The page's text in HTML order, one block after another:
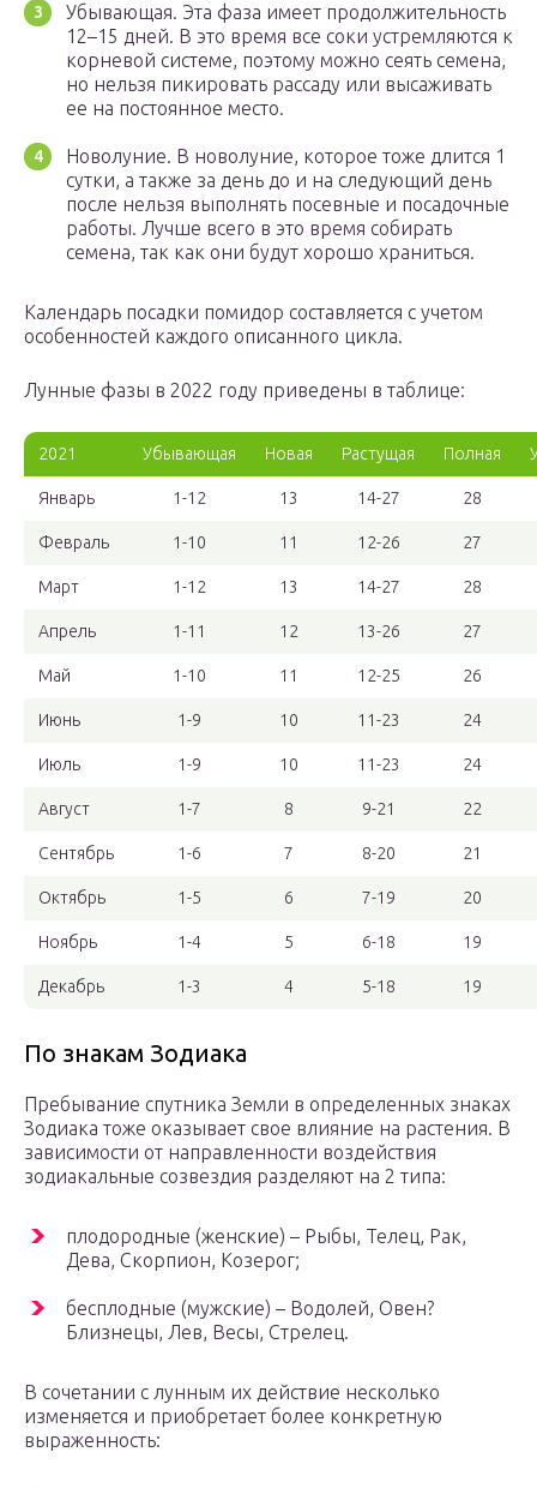
Убывающая. Эта фаза имеет продолжительность
12–15 дней. В это время все соки устремляются к
корневой системе, поэтому можно сеять семена,
но нельзя пикировать рассаду или высаживать
ее на постоянное место.
Новолуние. В новолуние, которое тоже длится 1
сутки, а также за день до и на следующий день
после нельзя выполнять посевные и посадочные
работы. Лучше всего в это время собирать
семена, так как они будут хорошо храниться.
Календарь посадки помидор составляется с учетом
особенностей каждого описанного цикла.
Лунные фазы в 2022 году приведены в таблице:
2021 Убывающая Новая Растущая Полная
Январь 1-12 13 14-27 28
Февраль 1-10 11 12-26 27
Март 1-12 13 14-27 28
Апрель 1-11 12 13-26 27
Май 1-10 11 12-25 26
Июнь 1-9 10 11-23 24
Июль 1-9 10 11-23 24
Август 1-7 8 9-21 22
Сентябрь 1-6 7 8-20 21
Октябрь 1-5 6 7-19 20
Ноябрь 1-4 5 6-18 19
Декабрь 1-3 4 5-18 19
По знакам Зодиака
Пребывание спутника Земли в определенных знаках
Зодиака тоже оказывает свое влияние на растения. В
зависимости от направленности воздействия
зодиакальные созвездия разделяют на 2 типа:
плодородные (женские) – Рыбы, Телец, Рак,
Дева, Скорпион, Козерог;
бесплодные (мужские) – Водолей, Овен?
Близнецы, Лев, Весы, Стрелец.
В сочетании с лунным их действие несколько
изменяется и приобретает более конкретную
выраженность: